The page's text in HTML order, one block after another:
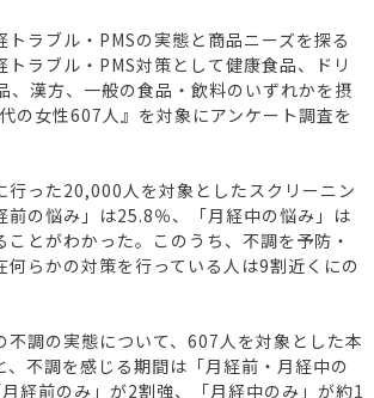
ラブル・PMSの実態と商品ニーズを探る
トラブル・PMS対策として健康食品、ドリ
、漢方、一般の食品・飲料のいずれかを摂
の女性607人』を対象にアンケート調査を
った20,000人を対象としたスクリーニン
前の悩み」は25.8％、「月経中の悩み」は
とがわかった。このうち、不調を予防・
何らかの対策を行っている人は9割近くにの
調の実態について、607人を対象とした本
、不調を感じる期間は「月経前・月経中の
経前のみ」が2割強、「月経中のみ」が約1